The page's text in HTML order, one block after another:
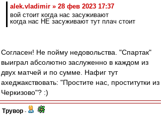
alek.vladimir » 28 фев 2023 17:37
вой стоит когда нас засуживают
когда нас НЕ засуживают тут плач стоит
Согласен! Не пойму недовольства. "Спартак"
выиграл абсолютно заслуженно в каждом из
двух матчей и по сумме. Нафиг тут
ахеджакствовать: "Простите нас, проститутки из
Черкизово"? :)
Трувор -